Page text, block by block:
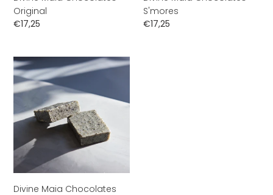
Original
Normale
€17,25
S'mores
Normale
€17,25
Divine
Maia
Chocolates
Sesame
Divine Maia Chocolates